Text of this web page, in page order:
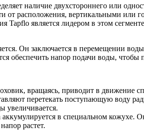
наличие двухстороннего или
от расположения, вертикальными
Tapflo является лидером в этом
Он заключается в перемещении
обеспечить напор подачи воды,
вращаясь, приводит в движение
перетекать поступающую воду
увеличивается.
в специальном кожухе.
растет.